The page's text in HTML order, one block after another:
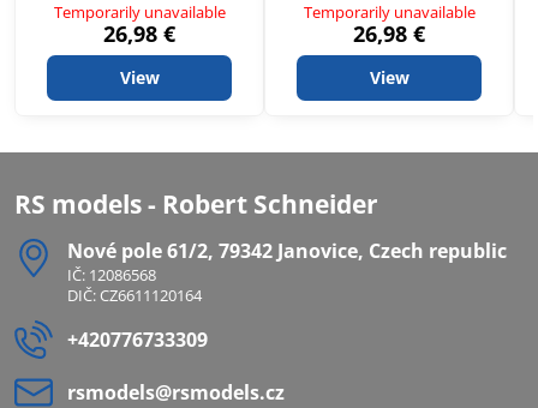
Temporarily unavailable
26,98 €
View
Temporarily unavailable
26,98 €
View
RS models - Robert Schneider
Nové pole 61/2, 79342 Janovice, Czech republic
IČ: 12086568
DIČ: CZ6611120164
+420776733309
rsmodels​@rsmodels​.cz